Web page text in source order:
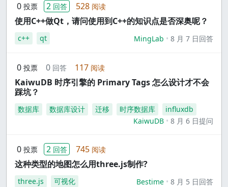
0 投票 2 回答 528 阅读
使用C++做Qt，请问使用到C++的知识点是否深奥呢？
c++ qt MingLab 8 月 7 日回答
0 投票 0 回答 117 阅读
KaiwuDB 时序引擎的 Primary Tags 怎么设计才不会
踩坑？
数据库 数据库设计 迁移 时序数据库
influxdb
KaiwuDB
8 月 6 日提问
0 投票 2 回答 745 阅读
这种类型的地图怎么用three.js制作?
three.js 可视化 Bestime 8 月 5 日回答